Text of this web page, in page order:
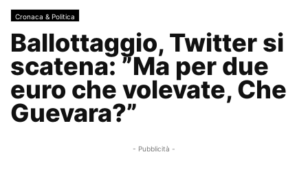
Cronaca & Politica
Ballottaggio, Twitter si
scatena: ”Ma per due
euro che volevate, Che
Guevara?”
- Pubblicità -